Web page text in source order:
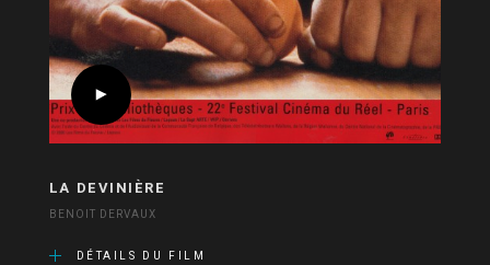
LA DEVINIÈRE
BENOIT DERVAUX
DÉTAILS DU FILM